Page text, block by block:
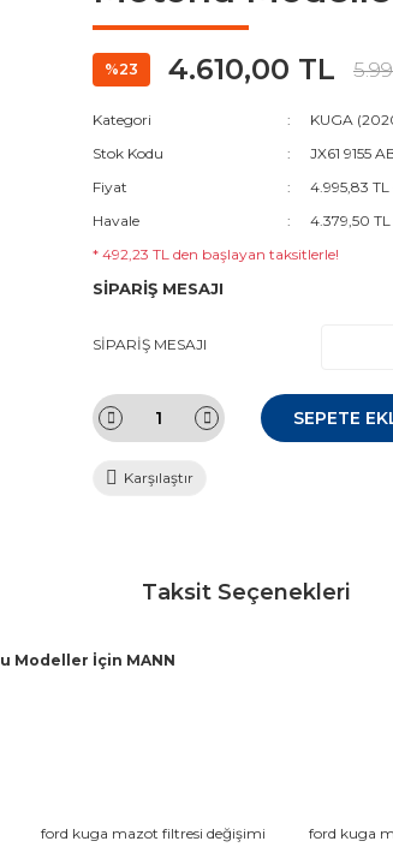
%23 4.610,00 TL
Kategori
KUGA
Stok Kodu
JX61 9155
Fiyat
4.995,83 TL
Havale
4.379,50
* 492,23 TL den başlayan taksitlerle!
SİPARİŞ MESAJI
SİPARİŞ MESAJI
SEPETE
Karşılaştır
Taksit Seçenekleri
Modeller İçin MANN
gördüğünüz noktaları öneri formunu kullanarak
ford kuga mazot filtresi değişimi
ford kuga